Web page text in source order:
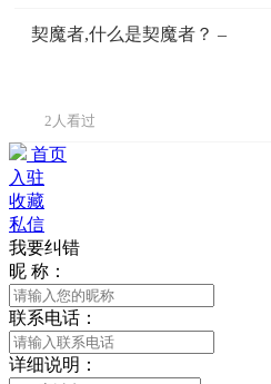
契魔者,什么是契魔者？ –
2人看过
首页
入驻
收藏
私信
我要纠错
昵 称：
联系电话：
详细说明：